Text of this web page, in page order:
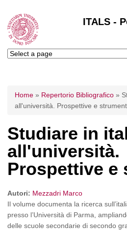
ITALS -
Tu sei qui
Home » Repertorio Bibliografico »
all'università. Prospettive e
Studiare in
all'università.
Prospettive e
Autori: Mezzadri Marco
Il volume documenta la ricerca
presso l’Università di Parma,
delle scuole secondarie di secondo